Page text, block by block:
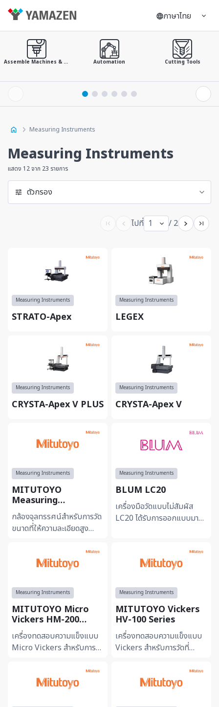
ภาษาไทย
Assemble Machines & Tools Automation Cutting Tools
Measuring Instruments
Measuring Instruments
แสดง 12 จาก 23 รายการ
ตัวกรอง
ไปที่ 1 / 2
Measuring Instruments
STRATO-Apex
Measuring Instruments
LEGEX
Measuring Instruments
CRYSTA-Apex V PLUS
Measuring Instruments
CRYSTA-Apex V
Measuring Instruments
MITUTOYO
Measuring
Microscopes MF/MF-
U
กล้องจุลทรรศน์สำหรับการวัด
ขนาดที่ให้ความละเอียดสูง
งานขนาดเล็กหรือรายละเอียด
ที่ต้องการความแม่นย...
Measuring Instruments
BLUM LC20
เครื่องมือวัดแบบไม่สัมผัส
LC20 ได้รับการออกแบบมา
สัมผัสกับเครื่องมือ ช่วยลด...
Measuring Instruments
MITUTOYO Micro
Vickers HM-200
Series
เครื่องทดสอบความแข็งแบบ
Micro Vickers สำหรับการวัด
ผิวบาง ให้ความแม่นยำ...
Measuring Instruments
MITUTOYO Vickers
HV-100 Series
เครื่องทดสอบความแข็งแบบ
Vickers สำหรับการวัดที่
สำหรับการตรวจสอบชิ้นงาน
ขนาดเล็กหรือพื้นผิวที่ต...